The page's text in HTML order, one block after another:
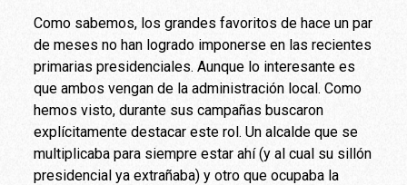
Como sabemos, los grandes favoritos de hace un par
de meses no han logrado imponerse en las recientes
primarias presidenciales. Aunque lo interesante es
que ambos vengan de la administración local. Como
hemos visto, durante sus campañas buscaron
explícitamente destacar este rol. Un alcalde que se
multiplicaba para siempre estar ahí (y al cual su sillón
presidencial ya extrañaba) y otro que ocupaba la